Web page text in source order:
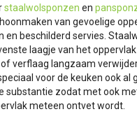
staalwolsponzen en
van gevoelige
en beschilderd servies.
laagje van het
verflaag langzaam
voor de keuken ook al
substantie zodat met ook
meteen ontvet wordt.